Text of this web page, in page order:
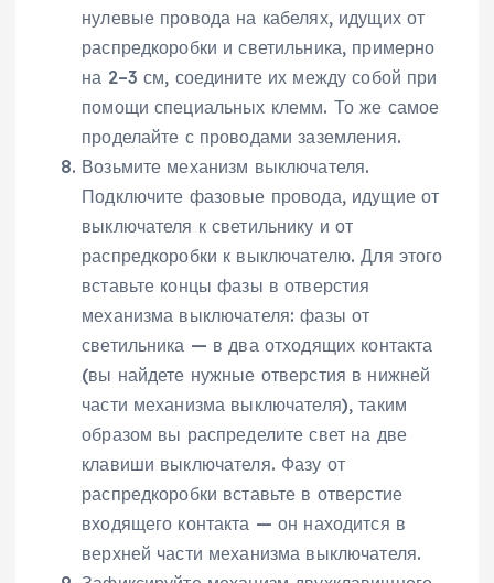
нулевые провода на кабелях, идущих от
распредкоробки и светильника, примерно
на 2–3 см, соедините их между собой при
помощи специальных клемм. То же самое
проделайте с проводами заземления.
Возьмите механизм выключателя.
Подключите фазовые провода, идущие от
выключателя к светильнику и от
распредкоробки к выключателю. Для этого
вставьте концы фазы в отверстия
механизма выключателя: фазы от
светильника — в два отходящих контакта
(вы найдете нужные отверстия в нижней
части механизма выключателя), таким
образом вы распределите свет на две
клавиши выключателя. Фазу от
распредкоробки вставьте в отверстие
входящего контакта — он находится в
верхней части механизма выключателя.